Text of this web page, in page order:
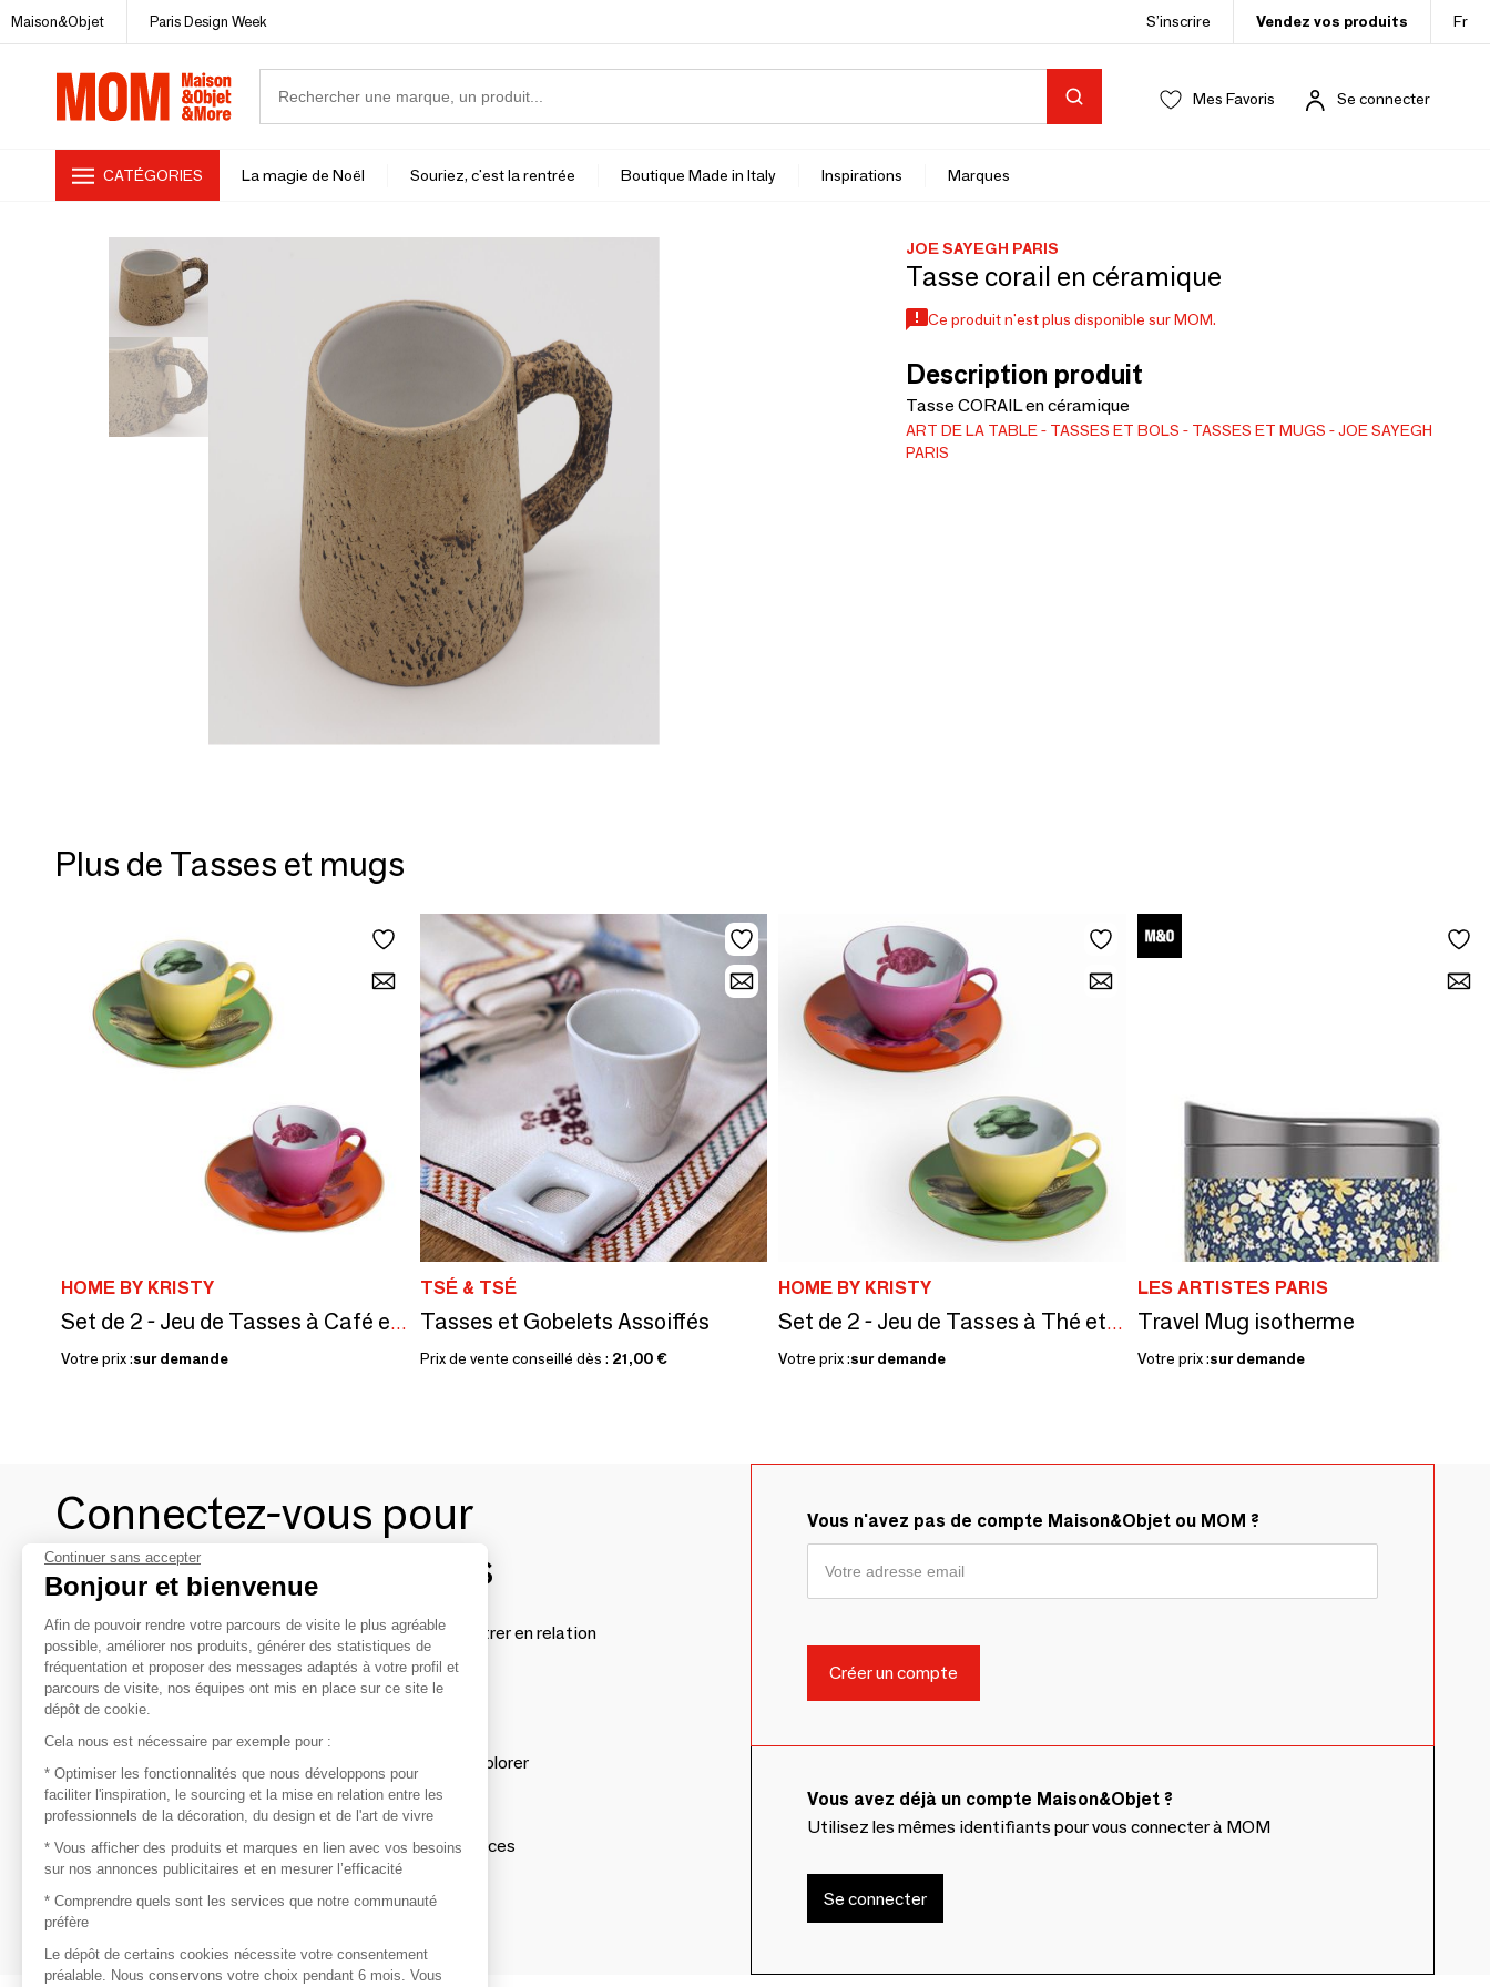
Maison&Objet Paris Design Week S’inscrire Vendez vos produits Fr
Mes Favoris Se connecter
CATÉGORIES La magie de Noël Souriez, c'est la rentrée Boutique Made in Italy Inspirations Marques
JOE SAYEGH PARIS
Tasse corail en céramique
Ce produit n'est plus disponible sur MOM.
Description produit
Tasse CORAIL en céramique
ART DE LA TABLE TASSES ET BOLS TASSES ET MUGS
JOE SAYEGH
PARIS
Plus de Tasses et mugs
HOME BY KRISTY
Set de 2 - Jeu de Tasses à Café et Soucoupes Bicolore
Votre prix :sur demande
TSÉ & TSÉ
Tasses et Gobelets Assoiffés
Prix de vente conseillé dès : 21,00 €
HOME BY KRISTY
Set de 2 - Jeu de Tasses à Thé et Soucoupes Bicolore
Votre prix :sur demande
LES ARTISTES PARIS
Travel Mug isotherme
Votre prix :sur demande
Connectez-vous pour
contacter les marques
Afin de profiter au mieux de l'expérience MOM et de rentrer en relation
avec vos marques préférées, créez-vous un compte.
Découvrir
Les produits de milliers de fournisseurs à explorer
S'inspirer
Inspiration et sélections de produits tendances
Contacter
Vous n'avez pas de compte Maison&Objet ou MOM ?
Vous avez déjà un compte Maison&Objet ?
Utilisez les mêmes identifiants pour vous connecter à MOM
Se connecter
Continuer sans accepter
Bonjour et bienvenue
Afin de pouvoir rendre votre parcours de visite le plus agréable
possible, améliorer nos produits, générer des statistiques de
fréquentation et proposer des messages adaptés à votre profil et
parcours de visite, nos équipes ont mis en place sur ce site le
dépôt de cookie.
Cela nous est nécessaire par exemple pour :
* Optimiser les fonctionnalités que nous développons pour
faciliter l'inspiration, le sourcing et la mise en relation entre les
professionnels de la décoration, du design et de l'art de vivre
* Vous afficher des produits et marques en lien avec vos besoins
sur nos annonces publicitaires et en mesurer l’efficacité
* Comprendre quels sont les services que notre communauté
préfère
Le dépôt de certains cookies nécessite votre consentement
préalable. Nous conservons votre choix pendant 6 mois. Vous